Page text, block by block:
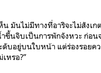
น มันไม่มีทางที่อาริจะไม่สังเ
ขึ้นจิบเป็นการพักจังหวะ ก่อน
ดับอยู่บนใบหน้า แต่ร่องรอยค
หรอ?”